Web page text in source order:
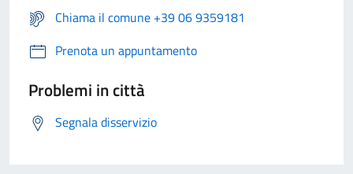
Chiama il comune +39 06 9359181
Prenota un appuntamento
Problemi in città
Segnala disservizio